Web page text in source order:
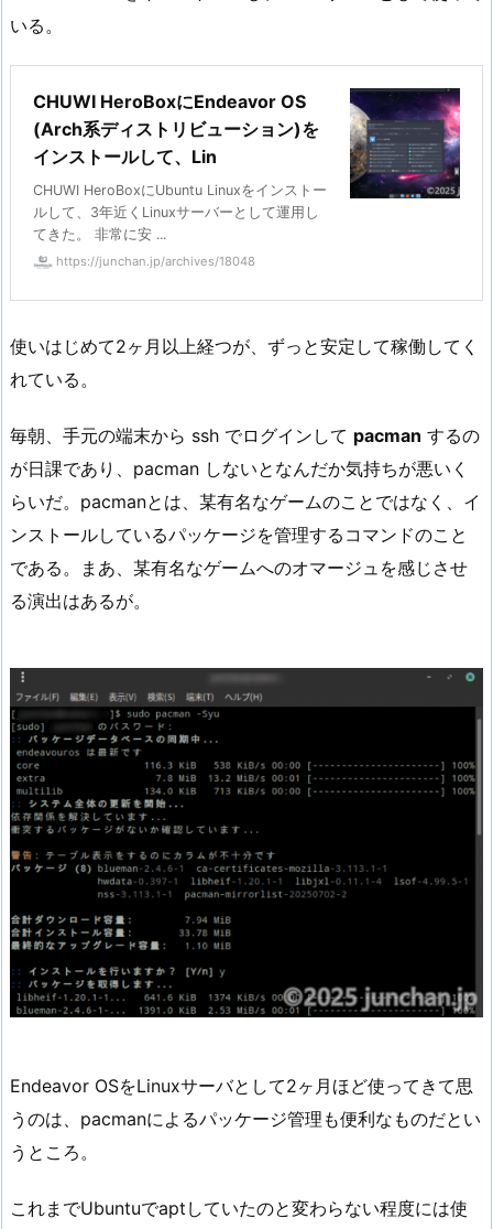
いる。
CHUWI HeroBoxにEndeavor OS
(Arch系ディストリビューション)を
インストールして、Lin
CHUWI HeroBoxにUbuntu Linuxをインストー
ルして、3年近くLinuxサーバーとして運用し
てきた。 非常に安 ...
https://junchan.jp/archives/18048
使いはじめて2ヶ月以上経つが、ずっと安定して稼働してく
れている。
毎朝、手元の端末から ssh でログインして pacman するの
が日課であり、pacman しないとなんだか気持ちが悪いく
らいだ。pacmanとは、某有名なゲームのことではなく、イ
ンストールしているパッケージを管理するコマンドのこと
である。まあ、某有名なゲームへのオマージュを感じさせ
る演出はあるが。
Endeavor OSをLinuxサーバとして2ヶ月ほど使ってきて思
うのは、pacmanによるパッケージ管理も便利なものだとい
うところ。
これまでUbuntuでaptしていたのと変わらない程度には使